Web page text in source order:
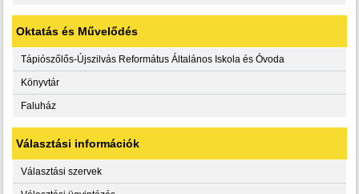
Oktatás és Művelődés
Tápiószőlős-Újszilvás Református Általános Iskola és Óvoda
Könyvtár
Faluház
Választási információk
Választási szervek